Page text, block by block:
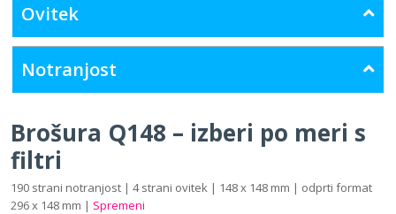
Ovitek
Notranjost
Brošura Q148 – izberi po meri s
filtri
190 strani notranjost | 4 strani ovitek | 148 x 148 mm | odprti format
296 x 148 mm | Spremeni